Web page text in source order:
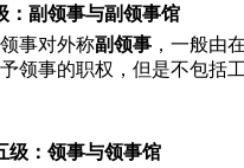
： 副领事与副领事馆
事对外称副领事 ，一般由
领事的职权，但是不包括工
级：领事与领事馆